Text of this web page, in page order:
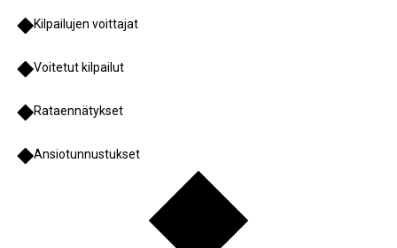
Kilpailujen voittajat
Voitetut kilpailut
Rataennätykset
Ansiotunnustukset